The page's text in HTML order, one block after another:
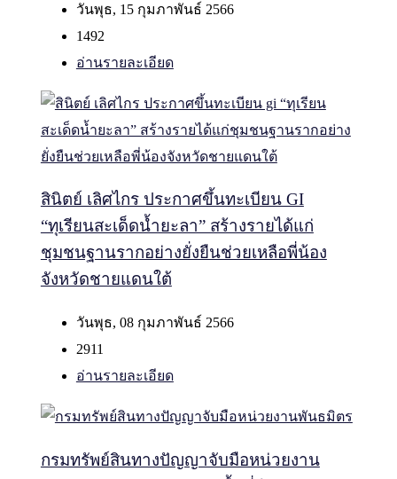
วันพุธ, 15 กุมภาพันธ์ 2566
1492
อ่านรายละเอียด
สินิตย์ เลิศไกร ประกาศขึ้นทะเบียน GI
“ทุเรียนสะเด็ดน้ำยะลา” สร้างรายได้แก่
ชุมชนฐานรากอย่างยั่งยืนช่วยเหลือพี่น้อง
จังหวัดชายแดนใต้
วันพุธ, 08 กุมภาพันธ์ 2566
2911
อ่านรายละเอียด
กรมทรัพย์สินทางปัญญาจับมือหน่วยงาน